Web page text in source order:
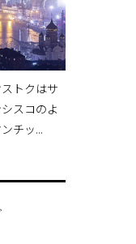
トクはサ
スコのよ
チッ...